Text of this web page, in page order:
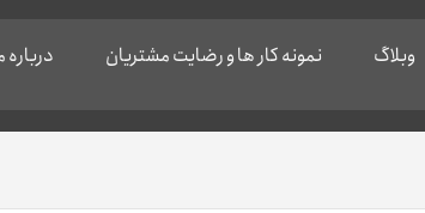
وبلاگ نمونه کار ها و رضایت مشتریان درباره